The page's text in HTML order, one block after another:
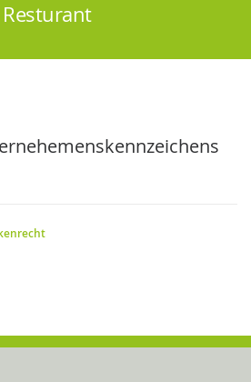
Resturant